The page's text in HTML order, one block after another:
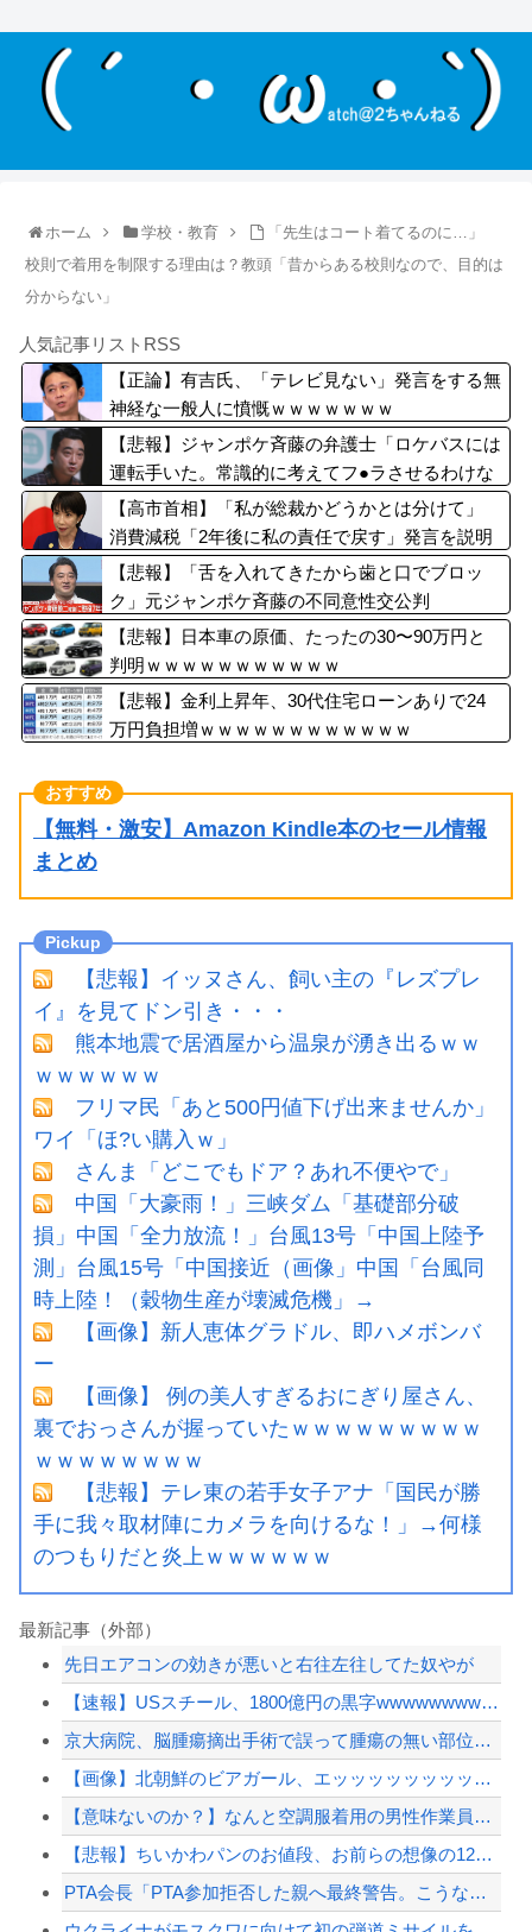
ホーム 学校・教育
「先生はコート着てるのに…」
校則で着用を制限する理由は？教頭「昔からある校則なので、目的は
分からない」
人気記事リストRSS
【正論】有吉氏、「テレビ見ない」発言をする無
神経な一般人に憤慨ｗｗｗｗｗｗｗ
【悲報】ジャンポケ斉藤の弁護士「ロケバスには
運転手いた。常識的に考えてフ●ラさせるわけな
いでしょ」
【高市首相】「私が総裁かどうかとは分けて」
消費減税「2年後に私の責任で戻す」発言を説明
【悲報】「舌を入れてきたから歯と口でブロッ
ク」元ジャンポケ斉藤の不同意性交公判
【悲報】日本車の原価、たったの30〜90万円と
判明ｗｗｗｗｗｗｗｗｗｗｗ
【悲報】金利上昇年、30代住宅ローンありで24
万円負担増ｗｗｗｗｗｗｗｗｗｗｗｗ
【無料・激安】Amazon Kindle本のセール情報
まとめ
【悲報】イッヌさん、飼い主の『レズプレ
イ』を見てドン引き・・・
熊本地震で居酒屋から温泉が湧き出るｗｗ
ｗｗｗｗｗｗ
フリマ民「あと500円値下げ出来ませんか」
ワイ「ほ?い購入ｗ」
さんま「どこでもドア？あれ不便やで」
中国「大豪雨！」三峡ダム「基礎部分破
損」中国「全力放流！」台風13号「中国上陸予
測」台風15号「中国接近（画像」中国「台風同
時上陸！（穀物生産が壊滅危機」→
【画像】新人恵体グラドル、即ハメボンバ
ー
【画像】 例の美人すぎるおにぎり屋さん、
裏でおっさんが握っていたｗｗｗｗｗｗｗｗｗ
ｗｗｗｗｗｗｗｗ
【悲報】テレ東の若手女子アナ「国民が勝
手に我々取材陣にカメラを向けるな！」→何様
のつもりだと炎上ｗｗｗｗｗｗ
最新記事（外部）
先日エアコンの効きが悪いと右往左往してた奴やが
【速報】USスチール、1800億円の黒字wwwwwwwwwwwwwwwwwwww...
京大病院、脳腫瘍摘出手術で誤って腫瘍の無い部位を摘出 脳幹など損傷受け植物状態に
【画像】北朝鮮のビアガール、エッッッッッッッッッッッッッッッッッ！
【意味ないのか？】なんと空調服着用の男性作業員が熱中症で死亡‥‥スポドリとゼリー...
【悲報】ちいかわパンのお値段、お前らの想像の12倍高いｗｗｗｗ
PTA会長「PTA参加拒否した親へ最終警告。こうなってもいい？」